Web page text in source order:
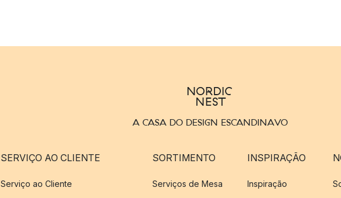
A CASA DO DESIGN ESCANDINAVO
SERVIÇO AO CLIENTE
Serviço ao Cliente
SORTIMENTO
Serviços de Mesa
INSPIRAÇÃO
Inspiração